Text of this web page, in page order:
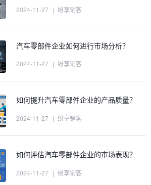
2024-11-27 | 纷享销客
汽车零部件企业如何进行市场分析？
2024-11-27 | 纷享销客
如何提升汽车零部件企业的产品质量？
2024-11-27 | 纷享销客
如何评估汽车零部件企业的市场表现？
2024-11-27 | 纷享销客